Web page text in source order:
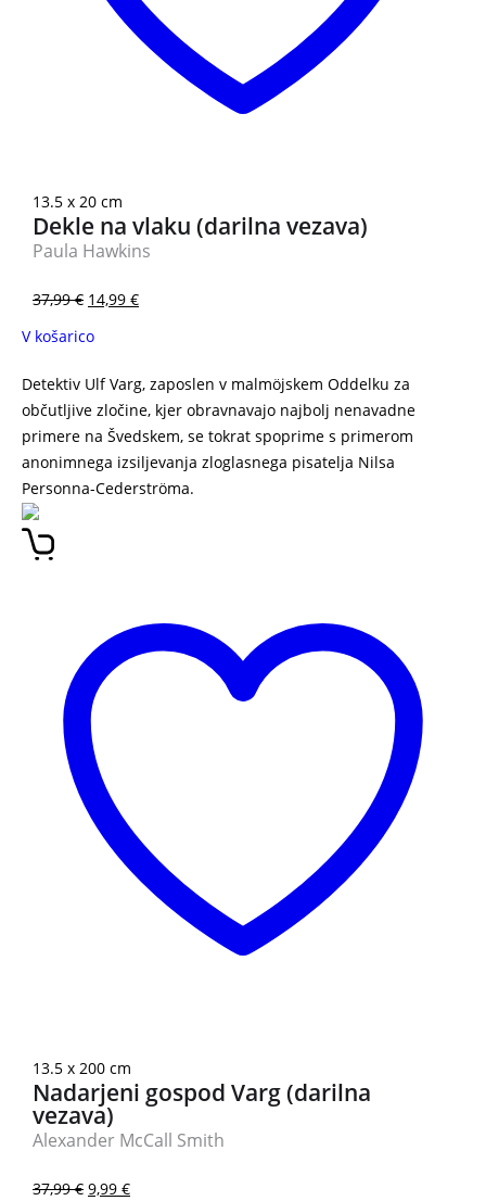
13.5 x 20 cm
Dekle na vlaku (darilna vezava)
Paula Hawkins
37,99€ 14,99 €
V košarico
Detektiv Ulf Varg, zaposlen v malmöjskem Oddelku za
občutljive zločine, kjer obravnavajo najbolj nenavadne
primere na Švedskem, se tokrat spoprime s primerom
anonimnega izsiljevanja zloglasnega pisatelja Nilsa
Personna-Cederströma.
13.5 x 200 cm
Nadarjeni gospod Varg (darilna
vezava)
Alexander McCall Smith
37,99€ 9,99 €